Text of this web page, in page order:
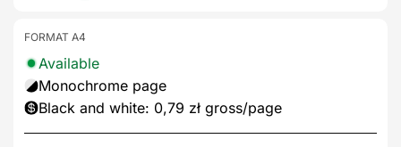
FORMAT A4
Available
Monochrome page
Black and white: 0,79 zł gross/page